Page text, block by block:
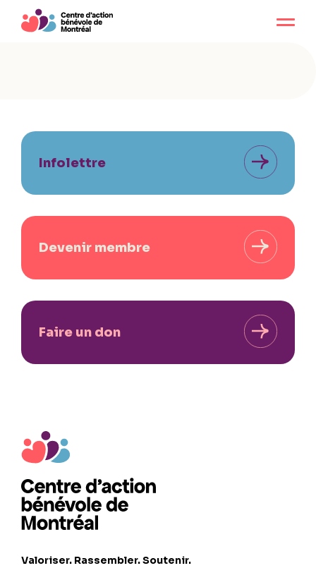
Infolettre
Devenir membre
Faire un don
Valoriser. Rassembler. Soutenir.